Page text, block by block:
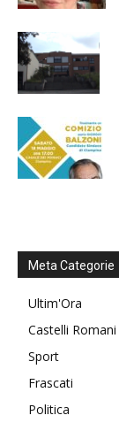
Meta Categorie
Ultim'Ora
Castelli Romani
Sport
Frascati
Politica